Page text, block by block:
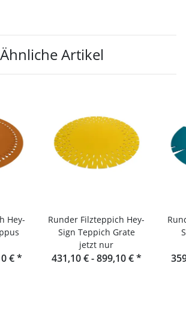
Ähnliche Artikel
Hey-
€*
Runder Filzteppich Hey-
Sign Teppich Grate
jetzt nur
431,10 € -899,10 €*